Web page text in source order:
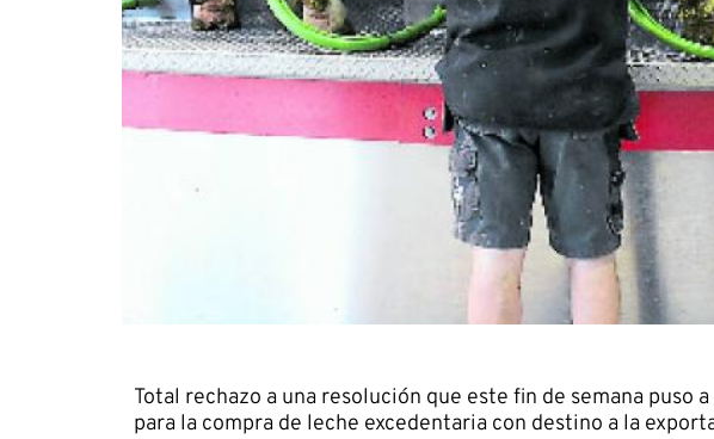
Total rechazo a una resolución que este fin de semana
para la compra de leche excedentaria con destino a la